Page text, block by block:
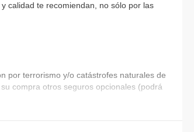
calidad te recomiendan, no sólo por las
por terrorismo y/o catástrofes naturales de
compra otros seguros opcionales (podrá